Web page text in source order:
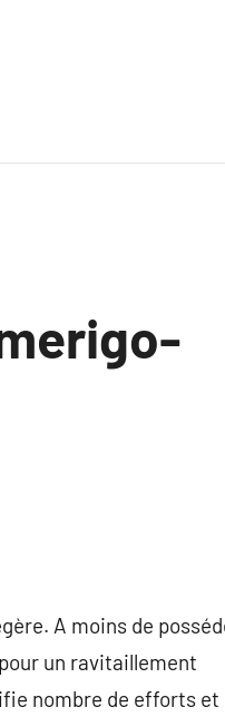
A moins de
un ravitaillement
nombre de efforts et